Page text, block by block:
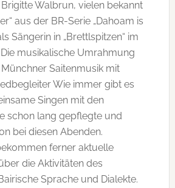
Walbrun, vielen bekannt
aus der BR-Serie „Dahoam is
Sängerin in „Brettlspitzen“ im
musikalische Umrahmung
Saitenmusik mit
Wie immer gibt es
Singen mit den
schon lang gepflegte und
bei diesen Abenden.
ferner aktuelle
die Aktivitäten des
Sprache und Dialekte.